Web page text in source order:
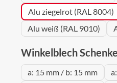
Alu ziegelrot (RAL 8004)
Alu weiß (RAL 9010)
Winkelblech
a: 15 mm / b: 15 mm